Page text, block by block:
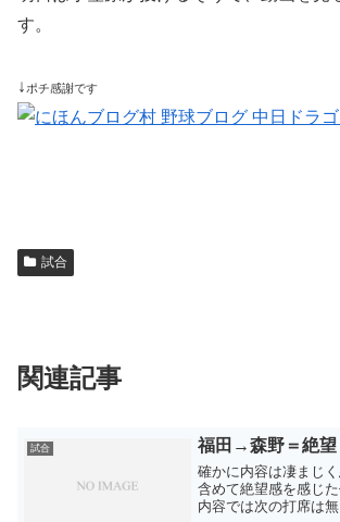
す。
↓ ポチ感謝です
試合
関連記事
試合 福田→森野＝絶望
確かに内容は凄まじ
含めて絶望感を感じ
内容では次の打席は無